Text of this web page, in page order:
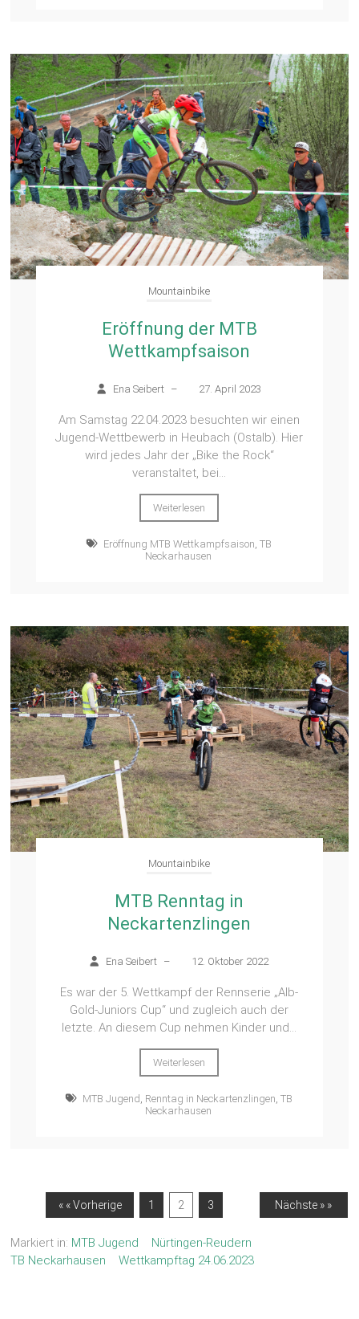
Mountainbike
Eröffnung der MTB
Wettkampfsaison
Ena Seibert – 27. April 2023
Am Samstag 22.04.2023 besuchten wir einen
Jugend-Wettbewerb in Heubach (Ostalb). Hier
wird jedes Jahr der „Bike the Rock“
veranstaltet, bei...
Weiterlesen
Eröffnung MTB Wettkampfsaison, TB
Neckarhausen
Mountainbike
MTB Renntag in
Neckartenzlingen
Ena Seibert – 12. Oktober 2022
Es war der 5. Wettkampf der Rennserie „Alb-
Gold-Juniors Cup“ und zugleich auch der
letzte. An diesem Cup nehmen Kinder und...
Weiterlesen
MTB Jugend Renntag in Neckartenzlingen TB
Neckarhausen
« « Vorherige 1 2 3 Nächste » »
Markiert in: MTB Jugend
Nürtingen-Reudern
TB Neckarhausen
Wettkampftag 24.06.2023